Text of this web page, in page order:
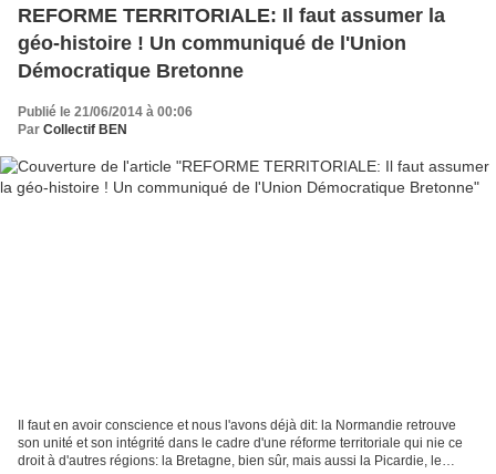
REFORME TERRITORIALE: Il faut assumer la
géo-histoire ! Un communiqué de l'Union
Démocratique Bretonne
Publié le 21/06/2014 à 00:06
Par Collectif BEN
Il faut en avoir conscience et nous l'avons déjà dit: la Normandie retrouve
son unité et son intégrité dans le cadre d'une réforme territoriale qui nie ce
droit à d'autres régions: la Bretagne, bien sûr, mais aussi la Picardie, le